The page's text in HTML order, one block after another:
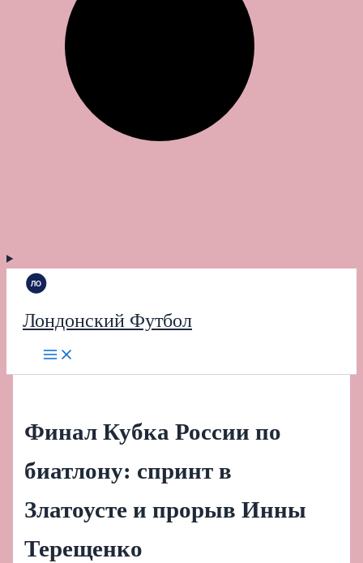
Лондонский Футбол
Финал Кубка России по
биатлону: спринт в
Златоусте и прорыв Инны
Терещенко